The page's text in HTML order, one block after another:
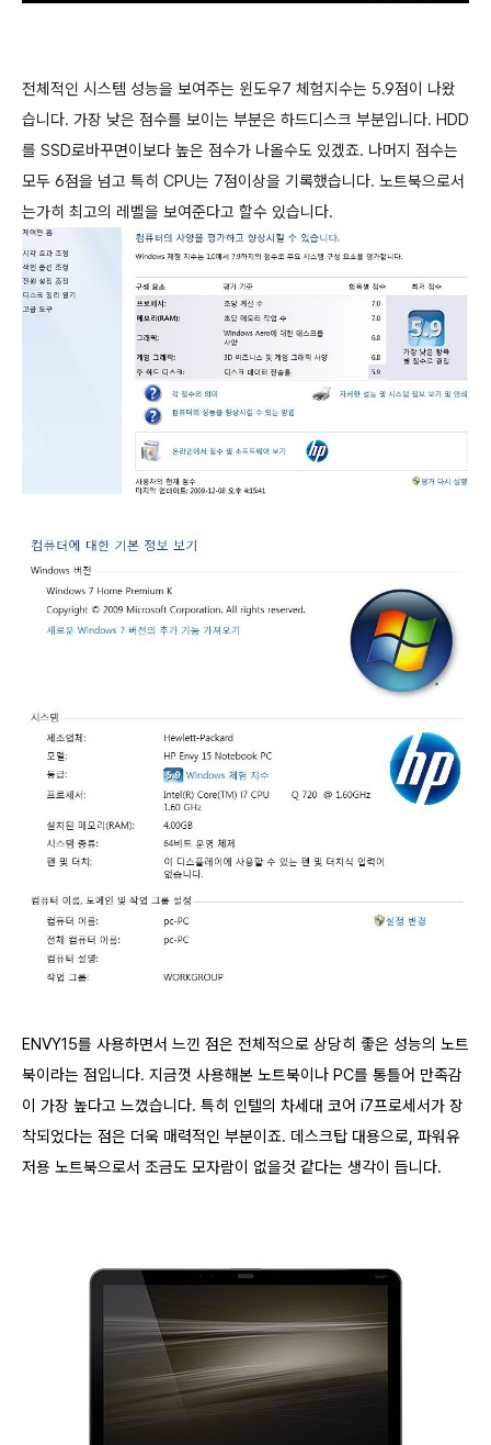
전체적인 시스템 성능을 보여주는 윈도우7 체험지수는 5.9점이 나왔
습니다. 가장 낮은 점수를 보이는 부분은 하드디스크 부분입니다. HDD
를 SSD로바꾸면이보다 높은 점수가 나올수도 있겠죠. 나머지 점수는
모두 6점을 넘고 특히 CPU는 7점이상을 기록했습니다. 노트북으로서
는가히 최고의 레벨을 보여준다고 할수 있습니다.
ENVY15를 사용하면서 느낀 점은 전체적으로 상당히 좋은 성능의 노트
북이라는 점입니다. 지금껏 사용해본 노트북이나 PC를 통틀어 만족감
이 가장 높다고 느꼈습니다. 특히 인텔의 차세대 코어 i7프로세서가 장
착되었다는 점은 더욱 매력적인 부분이죠. 데스크탑 대용으로, 파워유
저용 노트북으로서 조금도 모자람이 없을것 같다는 생각이 듭니다.